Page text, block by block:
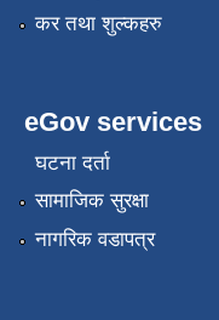
कर तथा शुल्कहरु
eGov services
घटना दर्ता
सामाजिक सुरक्षा
नागरिक वडापत्र